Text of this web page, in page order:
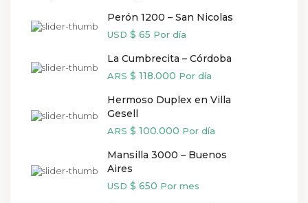
Perón 1200 – San Nicolas
USD $ 65 Por día
La Cumbrecita – Córdoba
ARS $ 118.000 Por día
Hermoso Duplex en Villa
Gesell
ARS $ 100.000 Por día
Mansilla 3000 – Buenos
Aires
USD $ 650 Por mes